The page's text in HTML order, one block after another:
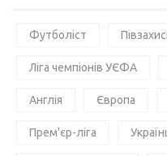
Футболіст
Ліга чемпіонів УЄФА
Англія Європа
Прем'єр-ліга